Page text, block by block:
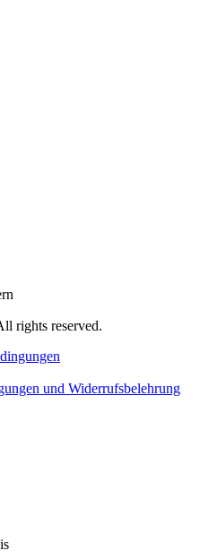
rights reserved.
und Widerrufsbelehrung